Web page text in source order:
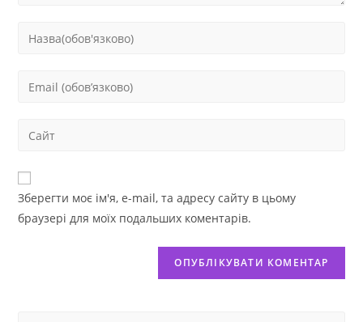
Зберегти моє ім'я, e-mail, та адресу сайту в цьому
браузері для моїх подальших коментарів.